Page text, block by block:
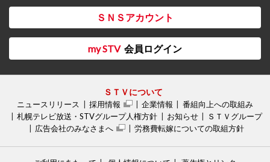
ＳＮＳアカウント
my STV 会員ログイン
ＳＴＶについて
ニュースリリース 採用情報 企業情報
番組向上への取組み
札幌テレビ放送・STVグループ人権方針
お知らせ
ＳＴＶグループ
広告会社のみなさまへ
労務費転嫁についての取組方針